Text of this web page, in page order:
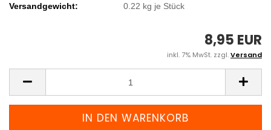
Versandgewicht:
0.22 kg je Stück
8,95 EUR
inkl. 7% MwSt. zzgl.Versand